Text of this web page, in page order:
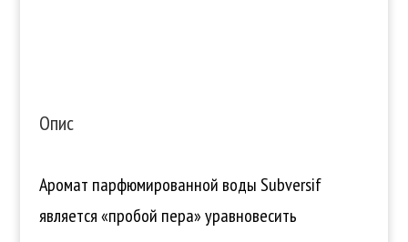
Опис
Аромат парфюмированной воды Subversif
является «пробой пера» уравновесить